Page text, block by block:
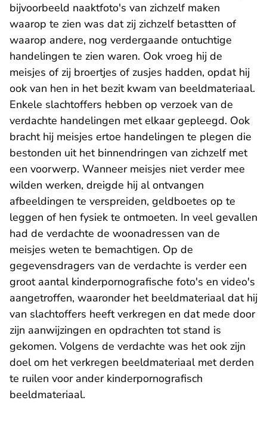
bijvoorbeeld naaktfoto's van zichzelf maken
waarop te zien was dat zij zichzelf betastten of
waarop andere, nog verdergaande ontuchtige
handelingen te zien waren. Ook vroeg hij de
meisjes of zij broertjes of zusjes hadden, opdat hij
ook van hen in het bezit kwam van beeldmateriaal.
Enkele slachtoffers hebben op verzoek van de
verdachte handelingen met elkaar gepleegd. Ook
bracht hij meisjes ertoe handelingen te plegen die
bestonden uit het binnendringen van zichzelf met
een voorwerp. Wanneer meisjes niet verder mee
wilden werken, dreigde hij al ontvangen
afbeeldingen te verspreiden, geldboetes op te
leggen of hen fysiek te ontmoeten. In veel gevallen
had de verdachte de woonadressen van de
meisjes weten te bemachtigen. Op de
gegevensdragers van de verdachte is verder een
groot aantal kinderpornografische foto's en video's
aangetroffen, waaronder het beeldmateriaal dat hij
van slachtoffers heeft verkregen en dat mede door
zijn aanwijzingen en opdrachten tot stand is
gekomen. Volgens de verdachte was het ook zijn
doel om het verkregen beeldmateriaal met derden
te ruilen voor ander kinderpornografisch
beeldmateriaal.